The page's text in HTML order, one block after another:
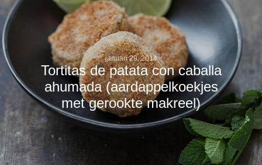
januari 29, 2014
Tortitas de patata con caballa
ahumada (aardappelkoekjes
met gerookte makreel)